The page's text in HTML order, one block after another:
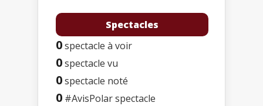
Spectacles
0spectacle à voir
0spectacle vu
0spectacle noté
0 #AvisPolar spectacle